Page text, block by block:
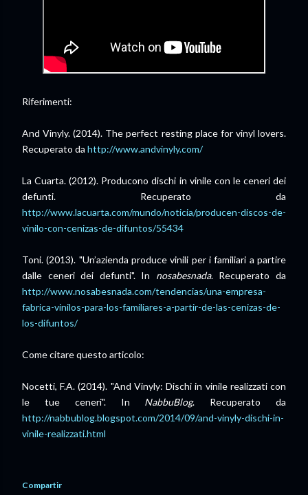
Riferimenti:
And Vinyly. (2014). The perfect resting place for vinyl lovers.
Recuperato da http://www.andvinyly.com/
La Cuarta. (2012). Producono dischi in vinile con le ceneri dei
defunti. Recuperato da
http://www.lacuarta.com/mundo/noticia/producen-discos-de-
vinilo-con-cenizas-de-difuntos/55434
Toni. (2013). "Un’azienda produce vinili per i familiari a partire
dalle ceneri dei defunti". In nosabesnada. Recuperato da
http://www.nosabesnada.com/tendencias/una-empresa-
fabrica-vinilos-para-los-familiares-a-partir-de-las-cenizas-de-
los-difuntos/
Come citare questo articolo:
Nocetti, F.A. (2014). "And Vinyly: Dischi in vinile realizzati con
le tue ceneri". In NabbuBlog. Recuperato da
http://nabbublog.blogspot.com/2014/09/and-vinyly-dischi-in-
vinile-realizzati.html
Compartir